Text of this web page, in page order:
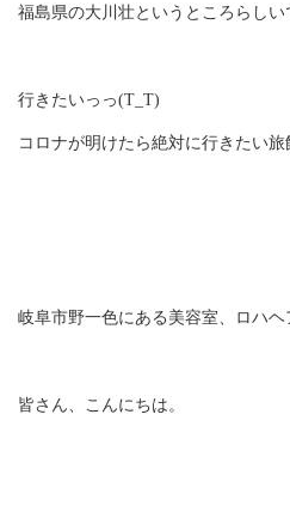
福島県の大川壮というところらしい
行きたいっっ(T_T)
コロナが明けたら絶対に行きたい旅
岐阜市野一色にある美容室、ロハヘ
皆さん、こんにちは。